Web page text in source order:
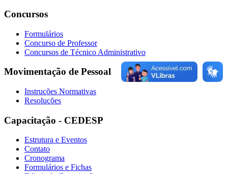
Concursos
Formulários
Concurso de Professor
Concursos de Técnico Administrativo
Movimentação de Pessoal
Instruções Normativas
Resoluções
Capacitação - CEDESP
Estrutura e Eventos
Contato
Cronograma
Formulários e Fichas